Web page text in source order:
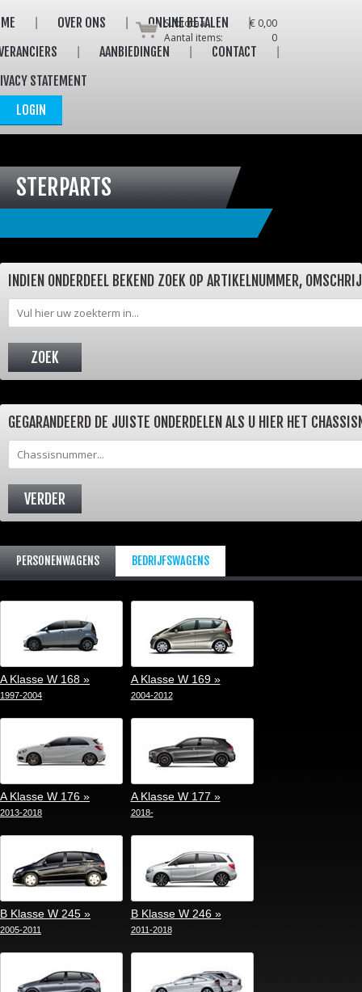
OVER ONS
ONLINE BETALEN
AANBIEDINGEN
CONTACT
STATEMENT
Subtotaal:
€ 0,00
Aantal items:
0
LOGIN
STERPARTS
INDIEN ONDERDEEL BEKEND ZOEK OP ARTIKELNUMMER,
GEGARANDEERD DE JUISTE ONDERDELEN ALS U HIER HET
PERSONENWAGENS BEDRIJFSWAGENS
A Klasse W 168 »
1997-2004
A Klasse W 169 »
2004-2012
A Klasse W 176 »
2013-2018
A Klasse W 177 »
2018-
B Klasse W 245 »
2005-2011
B Klasse W 246 »
2011-2018